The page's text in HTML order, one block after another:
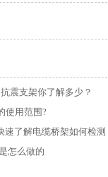
抗震支架你了解多少？
使用范围?
速了解电缆桥架如何检测
怎么做的